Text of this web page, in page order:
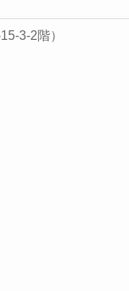
3-2階）